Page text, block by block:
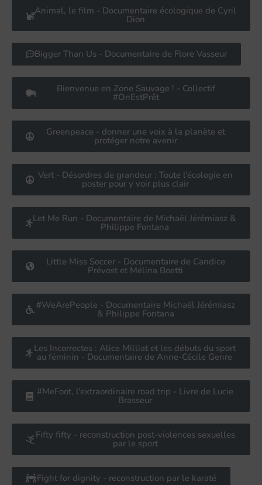
Animal, le film - Documentaire écologique de Cyril
Dion
Bigger Than Us - Documentaire de Flore Vasseur
Bienvenue en Zone Sauvage ! - Collectif
#OnEstPrêt
Greenpeace - donner une voix à la planète et
protéger notre avenir
Vert - Désordres de grandeur : Toute l'écologie en
poster pour y voir plus clair
Let Me Run - Documentaire de Michaël Jérémiasz &
Philippe Fontana
Little Miss Soccer - Documentaire de Candice
Prévost et Mélina Boetti
#WeArePeople - Documentaire Michaël Jérémiasz
& Philippe Fontana
Les Incorrectes : Alice Milliat et les débuts du sport
au féminin - Documentaire de Anne-Cécile Genre
#MeFoot, l'extraordinaire road trip - Livre de Lucie
Brasseur
Fifty fifty - reconstruction post-violences sexuelles
par le sport
Fight for dignity - reconstruction par le karaté